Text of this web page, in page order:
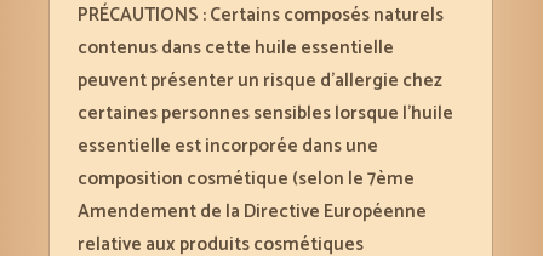
PRÉCAUTIONS : Certains composés naturels
contenus dans cette huile essentielle
peuvent présenter un risque d’allergie chez
certaines personnes sensibles lorsque l’huile
essentielle est incorporée dans une
composition cosmétique (selon le 7ème
Amendement de la Directive Européenne
relative aux produits cosmétiques